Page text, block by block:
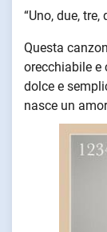
“Uno, due,
Questa
orecchiabile e
dolce e
nasce un